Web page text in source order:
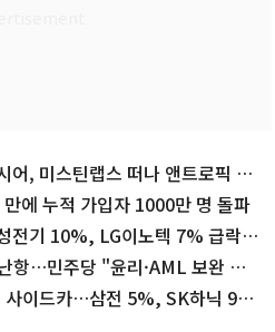
어, 미스틴랩스 떠나 앤트로픽 합
에 누적 가입자 1000만 명 돌파
전기 10%, LG이노텍 7% 급락
항…민주당 "윤리·AML 보완 우
사이드카…삼전 5%, SK하닉 9%